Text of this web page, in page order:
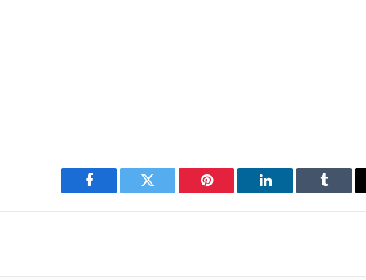
Facebook Twitter Pinterest LinkedIn Tumblr